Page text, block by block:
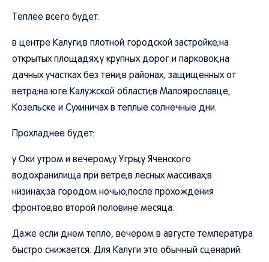
Теплее всего будет:
в центре Калуги;в плотной городской застройке;на
открытых площадях;у крупных дорог и парковок;на
дачных участках без тени;в районах, защищенных от
ветра;на юге Калужской области;в Малоярославце,
Козельске и Сухиничах в теплые солнечные дни.
Прохладнее будет:
у Оки утром и вечером;у Угры;у Яченского
водохранилища при ветре;в лесных массивах;в
низинах;за городом ночью;после прохождения
фронтов;во второй половине месяца.
Даже если днем тепло, вечером в августе температура
быстро снижается. Для Калуги это обычный сценарий: